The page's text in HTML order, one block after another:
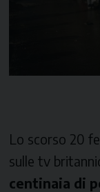
Lo scorso 20
sulle tv
centinaia di